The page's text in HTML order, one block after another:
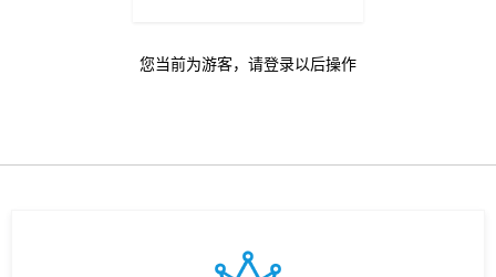
您当前为游客，请登录以后操作